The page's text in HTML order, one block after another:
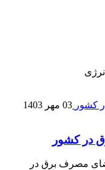
03 مهر 1403
مصرف برق در